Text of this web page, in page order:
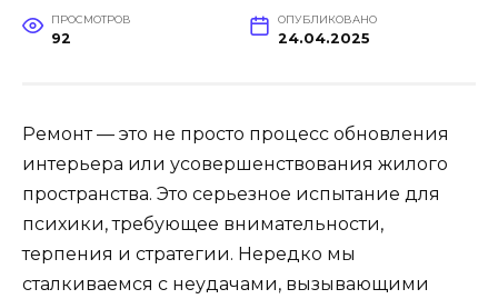
ПРОСМОТРОВ
92
ОПУБЛИКОВАНО
24.04.2025
Ремонт — это не просто процесс обновления
интерьера или усовершенствования жилого
пространства. Это серьезное испытание для
психики, требующее внимательности,
терпения и стратегии. Нередко мы
сталкиваемся с неудачами, вызывающими